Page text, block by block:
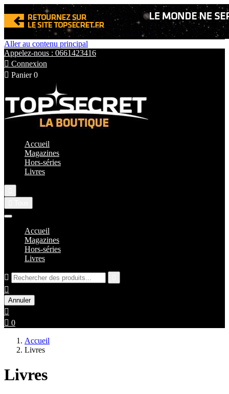
Aller au contenu principal
Appelez-nous : 0661423416
 Connexion
 Panier 0
Accueil
Magazines
Hors-séries
Livres
Accueil
Magazines
Hors-séries
Livres


Annuler

 0
Accueil
Livres
Livres